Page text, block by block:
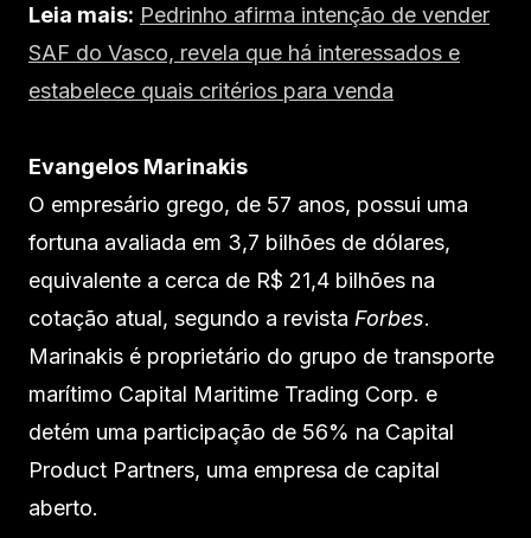
Leia mais: Pedrinho afirma intenção de vender
SAF do Vasco, revela que há interessados e
estabelece quais critérios para venda
Evangelos Marinakis
O empresário grego, de 57 anos, possui uma
fortuna avaliada em 3,7 bilhões de dólares,
equivalente a cerca de R$ 21,4 bilhões na
cotação atual, segundo a revista Forbes.
Marinakis é proprietário do grupo de transporte
marítimo Capital Maritime Trading Corp. e
detém uma participação de 56% na Capital
Product Partners, uma empresa de capital
aberto.